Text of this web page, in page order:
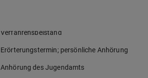
Verfahrensbeistand
Erörterungstermin; persönliche Anhörung
Anhörung des Jugendamts